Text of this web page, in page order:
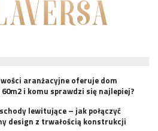
aranżacyjne oferuje dom
60m2 i komu sprawdzi się najlepiej?
lewitujące – jak połączyć
design z trwałością konstrukcji